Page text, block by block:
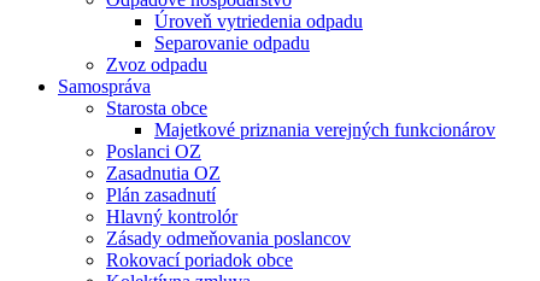
Úroveň vytriedenia odpadu
Separovanie odpadu
Zvoz odpadu
Samospráva
Starosta obce
Majetkové priznania verejných funkcionárov
Poslanci OZ
Zasadnutia OZ
Plán zasadnutí
Hlavný kontrolór
Zásady odmeňovania poslancov
Rokovací poriadok obce